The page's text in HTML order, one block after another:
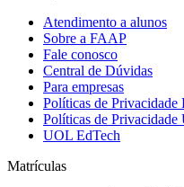
Atendimento a alunos
Sobre a FAAP
Fale conosco
Central de Dúvidas
Para empresas
Políticas de Privacidade
Políticas de Privacidade
UOL EdTech
Matrículas